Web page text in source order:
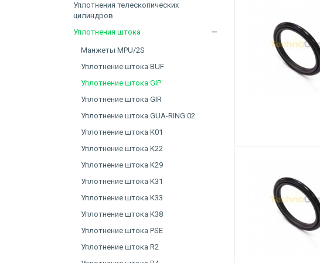
Уплотнения телескопических
цилиндров
Уплотнения штока
Манжеты MPU/2S
Уплотнение штока BUF
Уплотнение штока GIP
Уплотнение штока GIR
Уплотнение штока GUA-RING 02
Уплотнение штока K01
Уплотнение штока K22
Уплотнение штока K29
Уплотнение штока K31
Уплотнение штока K33
Уплотнение штока K38
Уплотнение штока PSE
Уплотнение штока R2